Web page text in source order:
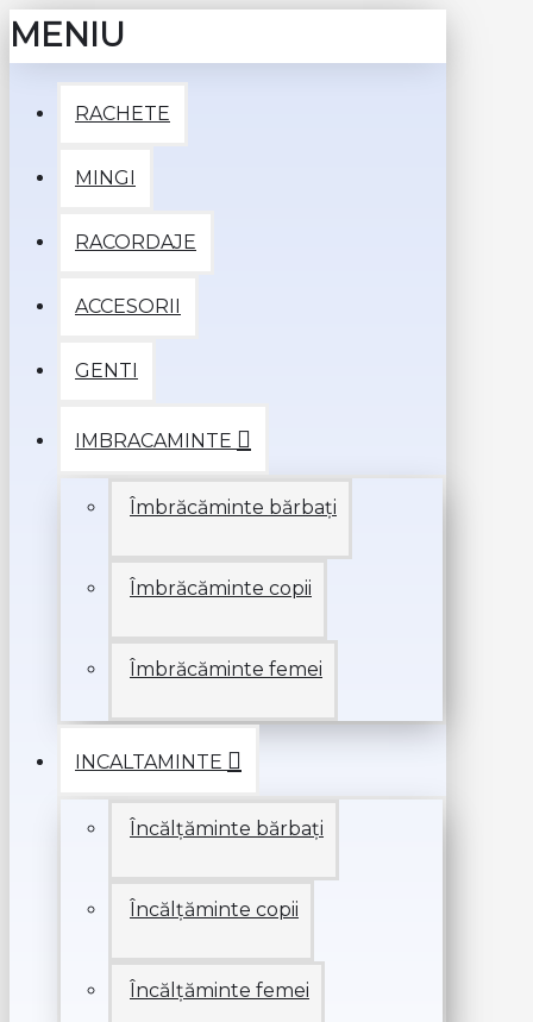
MENIU
RACHETE
MINGI
RACORDAJE
ACCESORII
GENTI
IMBRACAMINTE
Îmbrăcăminte bărbați
Îmbrăcăminte copii
Îmbrăcăminte femei
INCALTAMINTE
Încălțăminte bărbați
Încălțăminte copii
Încălțăminte femei